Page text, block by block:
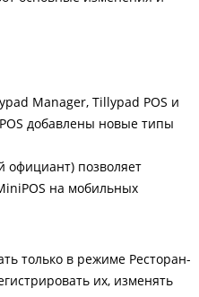
Manager, Tillypad POS и
добавлены новые типы
позволяет
на мобильных
только в режиме Ресторан-
их, изменять